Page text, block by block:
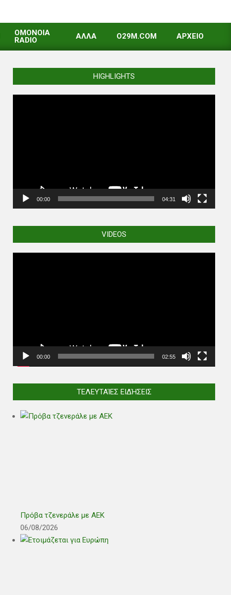
OMONOIA
RADIO
ΑΛΛΑ O29M.COM ΑΡΧΕΙΟ
HIGHLIGHTS
00:00 04:31
VIDEOS
00:00 02:55
ΤΕΛΕΥΤΑΊΕΣ ΕΙΔΉΣΕΙΣ
Πρόβα τζενεράλε με ΑΕΚ
06/08/2026